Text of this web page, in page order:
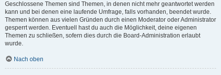
Geschlossene Themen sind Themen, in denen nicht mehr geantwortet werden
kann und bei denen eine laufende Umfrage, falls vorhanden, beendet wurde.
Themen können aus vielen Gründen durch einen Moderator oder Administrator
gesperrt werden. Eventuell hast du auch die Möglichkeit, deine eigenen
Themen zu schließen, sofern dies durch die Board-Administration erlaubt
wurde.
Nach oben